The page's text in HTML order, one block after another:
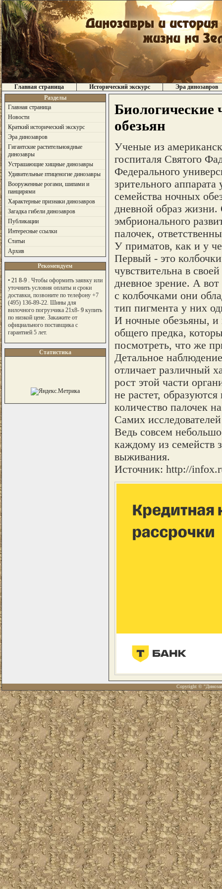
Главная страница Исторический экскурс
Эра динозавров
Разделы
Главная страница
Новости
Краткий исторический экскурс
Эра динозавров
Гигантские растительноядные
динозавры
Устрашающие хищные динозавры
Удивительные птиценогие динозавры
Вооруженные рогами, шипами и
панцирями
Характерные признаки динозавров
Загадка гибели динозавров
Публикации
Интересные ссылки
Статьи
Архив
Рекомендуем
• 21 8-9. Чтобы оформить заявку или
уточнить условия оплаты и сроки
доставки, позвоните по телефону +7
(495) 136-89-22. Шины для
вилочного погрузчика 21x8- 9купить
по низкой цене. Закажите от
официального поставщика c
гарантией 5 лет.
Статистика
обезьян
Ученые из
госпиталя Святого
Федерального
зрительного
семейства ночных
дневной образ жизни.
эмбрионального
палочек,
У приматов, как и у
Первый - это
чувствительна в
дневное зрение. А
с колбочками они
тип пигмента у них
И ночные обезьяны, и
общего предка,
посмотреть, что же
Детальное
отличает различный
рост этой части
не растет,
количество палочек
Самих
Ведь совсем
каждому из семейств
выживания.
Источник: http://
Copyright ©